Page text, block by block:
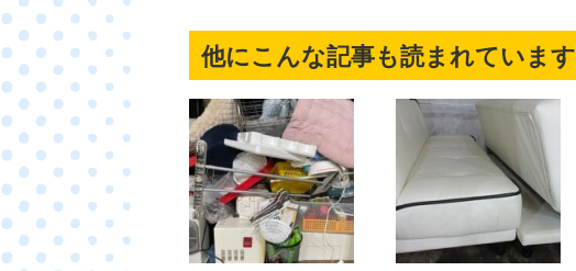
他にこんな記事も読まれています